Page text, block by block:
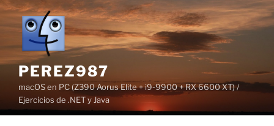
Saltar
contenido
PEREZ987
macOS en PC (Z390 Aorus Elite + i9-9900 + RX 6600 XT) /
Ejercicios de .NET y Java